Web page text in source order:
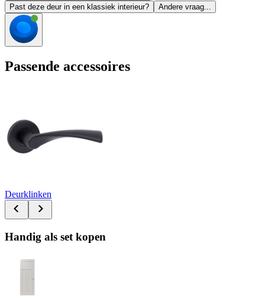
Past deze deur in een klassiek interieur?
Andere vraag...
Passende accessoires
Deurklinken
Handig als set kopen